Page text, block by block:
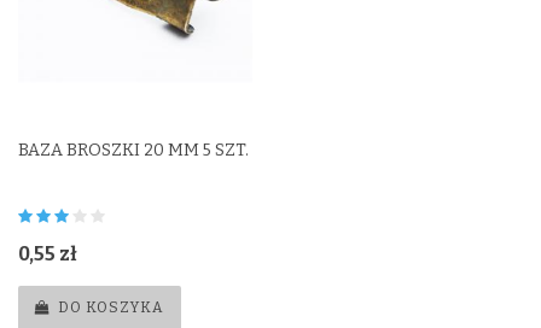
BAZA BROSZKI 20 MM 5 SZT.
0,55 zł
DO KOSZYKA